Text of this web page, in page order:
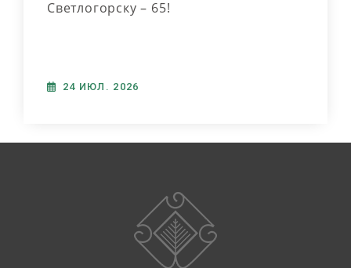
Светлогорску – 65!
24 ИЮЛ. 2026